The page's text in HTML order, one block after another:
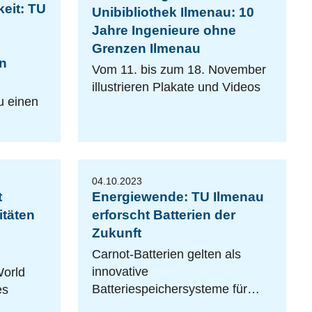
TU
einen
Unibibliothek Ilmenau: 10
Jahre Ingenieure ohne
Grenzen Ilmenau
Vom 11. bis zum 18. November
illustrieren Plakate und Videos
d
04.10.2023
Energiewende: TU Ilmenau
erforscht Batterien der
Zukunft
Carnot-Batterien gelten als
innovative
Batteriespeichersysteme für…